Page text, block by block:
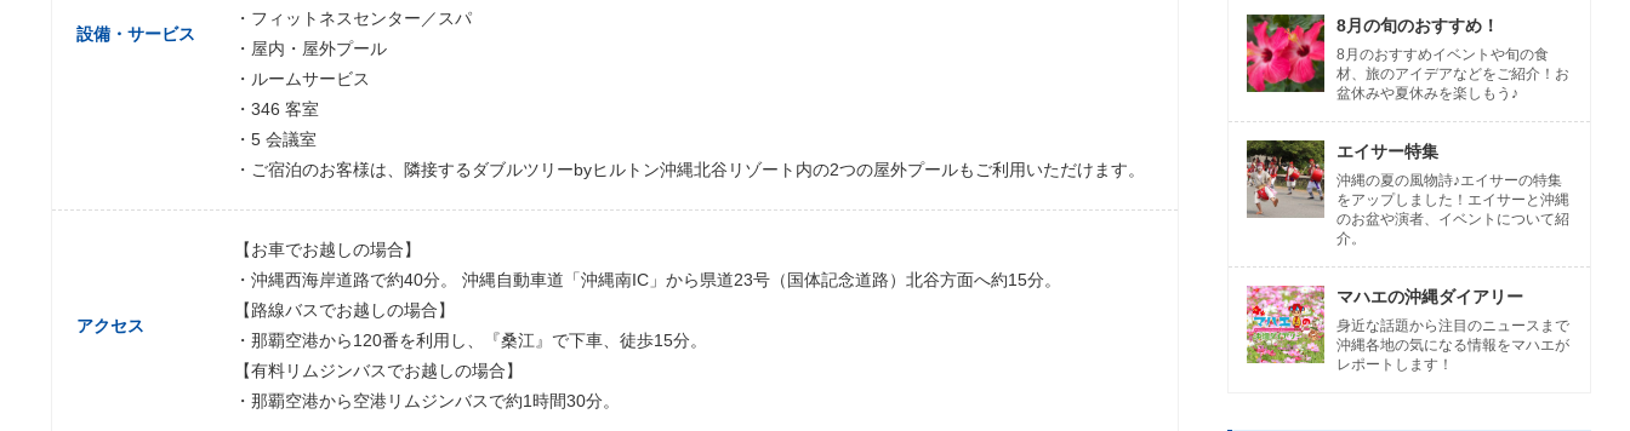
設備・サービス
・フィットネスセンター／スパ
・屋内・屋外プール
・ルームサービス
・346 客室
・5 会議室
・ご宿泊のお客様は、隣接するダブルツリーbyヒルトン沖縄北谷リゾート内の2つの屋外プールもご利用いただけます。
アクセス
【お車でお越しの場合】
・沖縄西海岸道路で約40分。 沖縄自動車道「沖縄南IC」から県道23号（国体記念道路）北谷方面へ約15分。
【路線バスでお越しの場合】
・那覇空港から120番を利用し、『桑江』で下車、徒歩15分。
【有料リムジンバスでお越しの場合】
・那覇空港から空港リムジンバスで約1時間30分。
8月の旬のおすすめ！
8月のおすすめイベントや旬の食
材、旅のアイデアなどをご紹介！お
盆休みや夏休みを楽しもう♪
エイサー特集
沖縄の夏の風物詩♪エイサーの特集
をアップしました！エイサーと沖縄
のお盆や演者、イベントについて紹
介。
マハエの沖縄ダイアリー
身近な話題から注目のニュースまで
沖縄各地の気になる情報をマハエが
レポートします！